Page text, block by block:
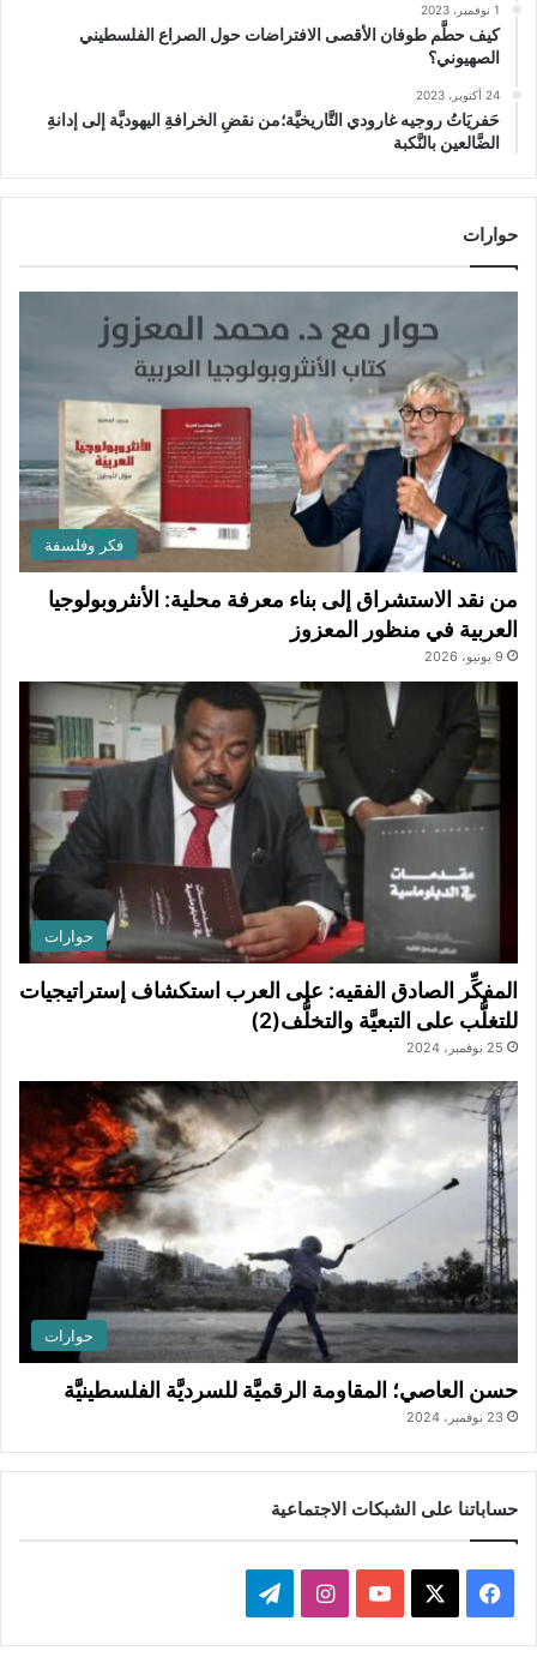
1 نوفمبر، 2023
كيف حطَّم طوفان الأقصى الافتراضات حول الصراع الفلسطيني
الصهيوني؟
24 أكتوبر، 2023
حَفريَاتُ روجيه غارودي التَّاريخيَّة؛من نقضِ الخرافةِ اليهوديَّة إلى إدانةِ
الضَّالعين بالنَّكبة
حوارات
فكر وفلسفة
من نقد الاستشراق إلى بناء معرفة محلية: الأنثروبولوجيا
العربية في منظور المعزوز
9 يونيو، 2026
حوارات
المفكِّر الصادق الفقيه: على العرب استكشاف إستراتيجيات
للتغلُّب على التبعيَّة والتخلُّف(2)
25 نوفمبر، 2024
حوارات
حسن العاصي؛ المقاومة الرقميَّة للسرديَّة الفلسطينيَّة
23 نوفمبر، 2024
حساباتنا على الشبكات الاجتماعية
ي
X
Y
ن
ي